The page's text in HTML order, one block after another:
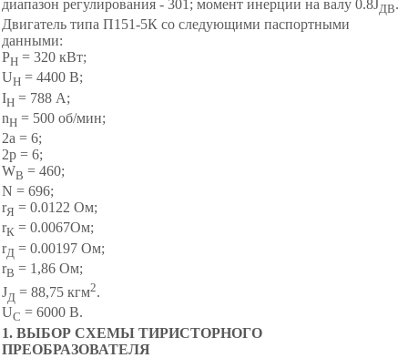
диапазон регулирования - 301; момент инерции на валу 0.8JДВ.
Двигатель типа П151-5К со следующими паспортными
данными:
РН = 320 кВт;
UН = 4400 В;
IН = 788 А;
nН = 500 об/мин;
2а = 6;
2р = 6;
WВ = 460;
N = 696;
rЯ = 0.0122 Ом;
rК = 0.0067Ом;
rД = 0.00197 Ом;
rВ = 1,86 Ом;
JД = 88,75 кгм2.
UC = 6000 В.
1. ВЫБОР СХЕМЫ ТИРИСТОРНОГО
ПРЕОБРАЗОВАТЕЛЯ